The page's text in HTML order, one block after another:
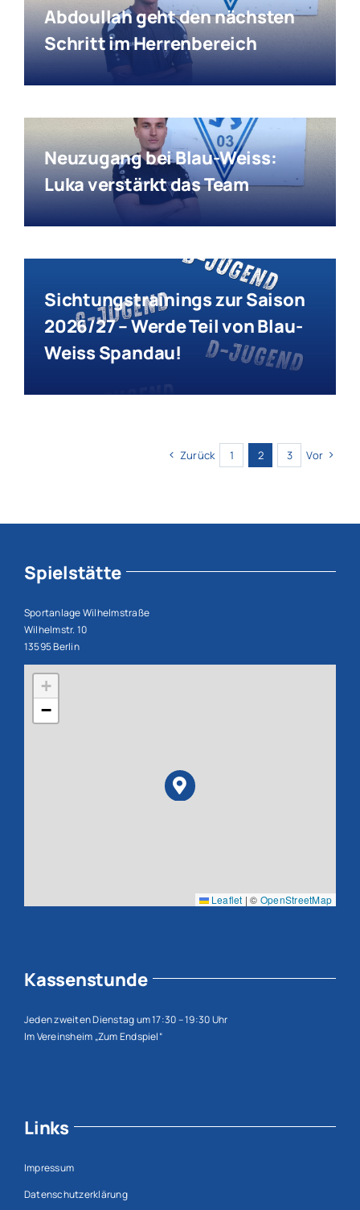
Abdoullah geht den nächsten
Schritt im Herrenbereich
Neuzugang bei Blau-Weiss:
Luka verstärkt das Team
Sichtungstrainings zur Saison
2026/27 – Werde Teil von Blau-
Weiss Spandau!
Zurück 1 2 3 Vor
Spielstätte
Sportanlage Wilhelmstraße
Wilhelmstr. 10
13595 Berlin
+
−
Leaflet | © OpenStreetMap
Kassenstunde
Jeden zweiten Dienstag um 17:30 – 19:30 Uhr
Im Vereinsheim „Zum Endspiel“
Links
Impressum
Datenschutzerklärung